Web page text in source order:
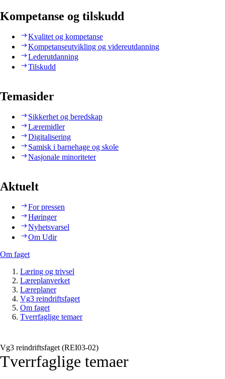
Kompetanse og tilskudd
Kvalitet og kompetanse
Kompetanseutvikling og videreutdanning
Lederutdanning
Tilskudd
Temasider
Sikkerhet og beredskap
Læremidler
Digitalisering
Samisk i barnehage og skole
Nasjonale minoriteter
Aktuelt
For pressen
Høringer
Nyhetsvarsel
Om Udir
Om faget
Læring og trivsel
Læreplanverket
Læreplaner
Vg3 reindriftsfaget
Om faget
Tverrfaglige temaer
Vg3 reindriftsfaget (REI03‑02)
Tverrfaglige temaer